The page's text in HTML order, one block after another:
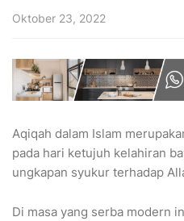
Oktober 23, 2022
Aqiqah dalam Islam
pada hari ketujuh kelahiran
ungkapan syukur terhadap
Di masa yang serba modern